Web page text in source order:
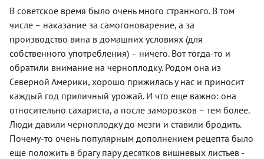
В советское время было очень много странного. В том
числе – наказание за самогоноварение, а за
производство вина в домашних условиях (для
собственного употребления) – ничего. Вот тогда-то и
обратили внимание на черноплодку. Родом она из
Северной Америки, хорошо прижилась у нас и приносит
каждый год приличный урожай. И что еще важно: она
относительно сахариста, а после заморозков – тем более.
Люди давили черноплодку до мезги и ставили бродить.
Почему-то очень популярным дополнением рецепта было
еще положить в брагу пару десятков вишневых листьев -